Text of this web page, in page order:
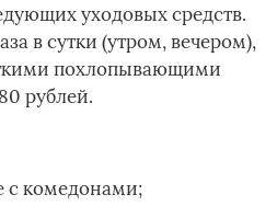
уходовых средств.
в сутки (утром, вечером),
похлопывающими
рублей.
с комедонами;